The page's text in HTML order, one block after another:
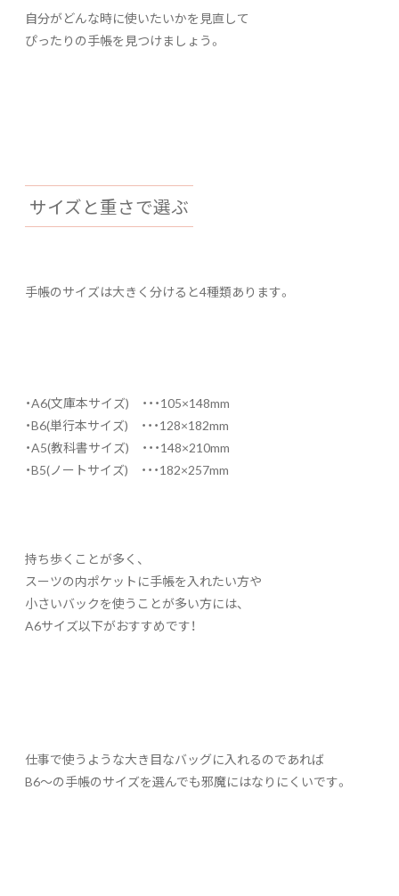
自分がどんな時に使いたいかを見直して
ぴったりの手帳を見つけましょう。
サイズと重さで選ぶ
手帳のサイズは大きく分けると4種類あります。
・A6(文庫本サイズ) ・・・105×148mm
・B6(単行本サイズ) ・・・128×182mm
・A5(教科書サイズ) ・・・148×210mm
・B5(ノートサイズ) ・・・182×257mm
持ち歩くことが多く、
スーツの内ポケットに手帳を入れたい方や
小さいバックを使うことが多い方には、
A6サイズ以下がおすすめです！
仕事で使うような大き目なバッグに入れるのであれば
B6～の手帳のサイズを選んでも邪魔にはなりにくいです。